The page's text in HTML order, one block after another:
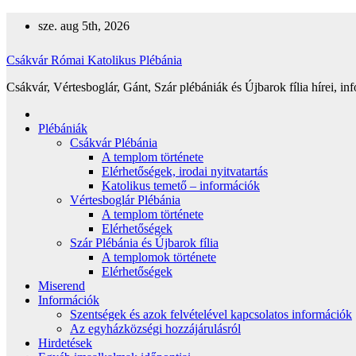
sze. aug 5th, 2026
Csákvár Római Katolikus Plébánia
Csákvár, Vértesboglár, Gánt, Szár plébániák és Újbarok fília hírei,
Plébániák
Csákvár Plébánia
A templom története
Elérhetőségek, irodai nyitvatartás
Katolikus temető – információk
Vértesboglár Plébánia
A templom története
Elérhetőségek
Szár Plébánia és Újbarok fília
A templomok története
Elérhetőségek
Miserend
Információk
Szentségek és azok felvételével kapcsolatos információk
Az egyházközségi hozzájárulásról
Hirdetések